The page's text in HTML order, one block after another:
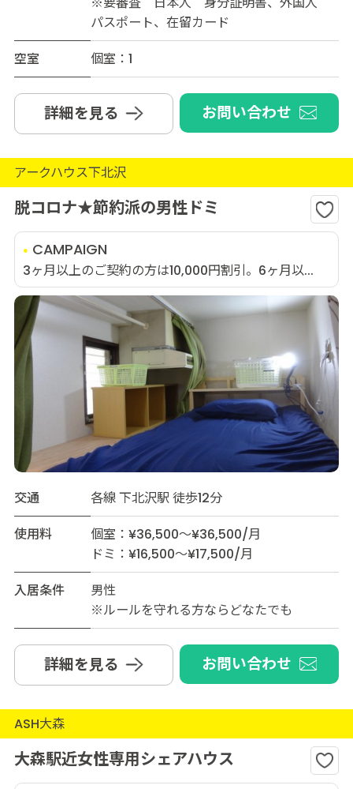
パスポート、在留カード
空室
個室：1
詳細を見る お問い合わせ
アークハウス下北沢
脱コロナ★節約派の男性ドミ
CAMPAIGN
3ヶ月以上のご契約の方は10,000円割引。6ヶ月以...
交通
各線 下北沢駅 徒歩12分
使用料
個室：¥36,500～¥36,500/月
ドミ：¥16,500～¥17,500/月
入居条件
男性
※ルールを守れる方ならどなたでも
詳細を見る お問い合わせ
ASH大森
大森駅近女性専用シェアハウス